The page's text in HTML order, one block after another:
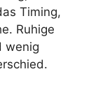
Timing,
Ruhige
wenig